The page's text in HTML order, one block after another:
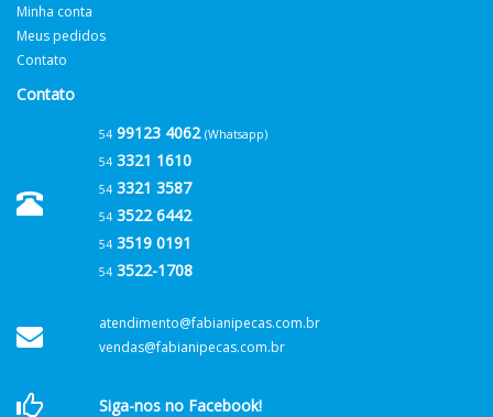
Minha conta
Meus pedidos
Contato
Contato
5499123 4062 (Whatsapp)
543321 1610
543321 3587
543522 6442
543519 0191
543522-1708
atendimento@fabianipecas.com.br
vendas@fabianipecas.com.br
Siga-nos no Facebook!